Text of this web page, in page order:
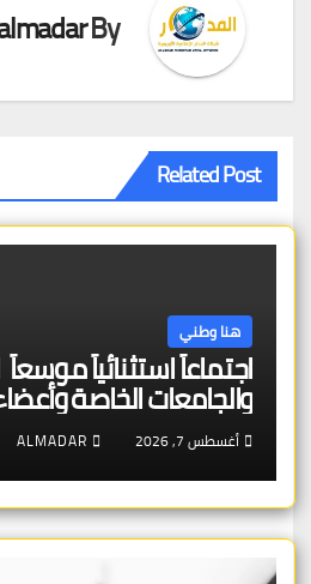
By
Related Post
هنا وطني
اجتماعاً استثنائياً
والجامعات الخاصة
العمومية للنقابة
التعليم والتدريب الخاص في
أغسطس 7, 2026 ALMADAR